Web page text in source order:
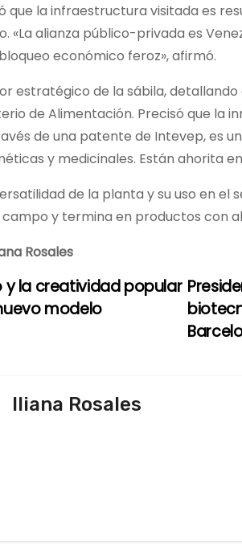
que la infraestructura visitada es
«La alianza público-privada es
económico feroz», afirmó.
estratégico de la sábila,
de Alimentación. Precisó que la
de una patente de Intevep, es
y medicinales. Están ahorita
de la planta y su uso en
y termina en productos con
Rosales
y la creatividad popular
modelo
Iliana Rosales